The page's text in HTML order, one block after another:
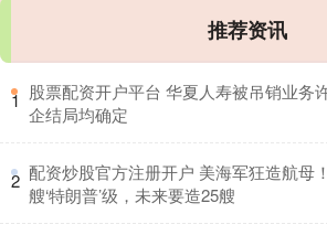
推荐资讯
1 股票配资开户平台 华夏人寿被吊销业务
企结局均确定
2 配资炒股官方注册开户 美海军狂造航母
艘‘特朗普’级，未来要造25艘